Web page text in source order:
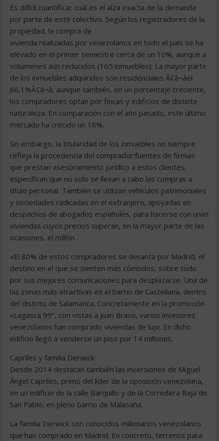
Es difícil cuantificar cuál es el alza exacta de la demanda
por parte de este colectivo. Según los registradores de la
propiedad, la compra de
vivienda realizadas por venezolanos en todo el país se ha
elevado en el primer semestre cerca de un 10%, aunque a
volúmenes aún reducidos (165 inmuebles). La mayor parte
de los inmuebles adquiridos son residenciales Ã¢â¬âel
66,1%Ã¢â¬â, aunque también, en un porcentaje creciente,
los compradores optan por fincas y edificios de distinta
naturaleza. En comparación con el año pasado, este último
mercado ha crecido un 16%.
Sin embargo, la titularidad de los inmuebles no siempre
refleja la procedencia del comprador:fuentes de firmas
que prestan asesoramiento jurídico a estos clientes,
especifican que no solo se llevan a cabo las compras a
título personal. También se utilizan vehículos patrimoniales
y sociedades radicadas en el extranjero, apoyadas en
despachos de abogados españoles, para hacerse con unas
viviendas cuyos precios superan, en la mayor parte de las
ocasiones, el millón.
«El 80% de estos compradores se decanta por Madrid, el
destino en el que se sienten más cómodos, sobre todo
por sus mejores comunicaciones para desplazarse. Una de
las zonas más atractivas es el barrio de Castellana, dentro
del distrito de Salamanca. Concretamente en la promoción
«Lagasca 99″, con vistas a Juan Bravo, varios invesores
venezolanos han comprado viviendas de lujo. En dicho
edificio llegó a venderse un piso por 14 millones.
Capriles y familia Derwick
Desde 2014 destacan también las inversiones de Miguel
Ángel Capriles, primo del líder de la oposición venezolana,
en un edificio de la calle Barquillo y de la Corredera Baja de
San Pablo, en pleno barrio de Malasaña.
La familia Derwick son conocidos millonarios venezolanos
que han comprado en Madrid. En concreto, terrenos para